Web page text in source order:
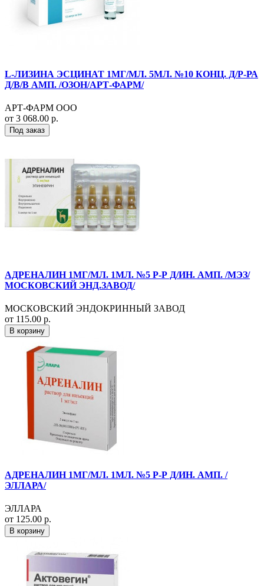
L-ЛИЗИНА ЭСЦИНАТ 1МГ/МЛ. 5МЛ. №10 КОНЦ. Д/Р-РА
Д/В/В АМП. /ОЗОН/АРТ-ФАРМ/
АРТ-ФАРМ ООО
от 3 068.00 р.
Под заказ
АДРЕНАЛИН 1МГ/МЛ. 1МЛ. №5 Р-Р Д/ИН. АМП. /МЭЗ/
МОСКОВСКИЙ ЭНД.ЗАВОД/
МОСКОВСКИЙ ЭНДОКРИННЫЙ ЗАВОД
от 115.00 р.
В корзину
АДРЕНАЛИН 1МГ/МЛ. 1МЛ. №5 Р-Р Д/ИН. АМП. /
ЭЛЛАРА/
ЭЛЛАРА
от 125.00 р.
В корзину